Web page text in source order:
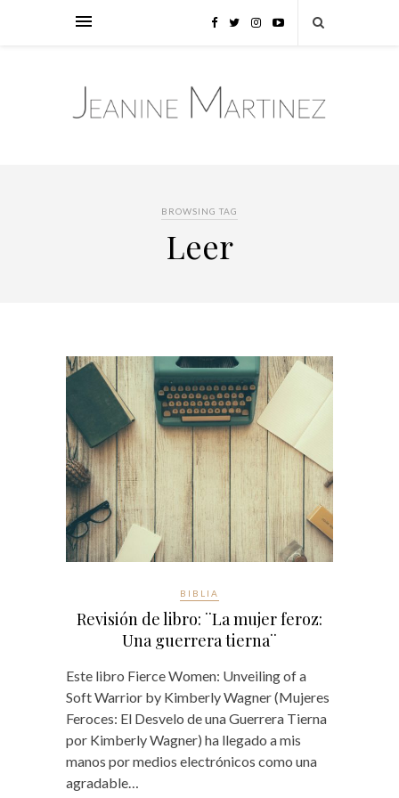
BROWSING TAG
Leer
BIBLIA
Revisión de libro: ¨La mujer feroz:
Una guerrera tierna¨
Este libro Fierce Women: Unveiling of a
Soft Warrior by Kimberly Wagner (Mujeres
Feroces: El Desvelo de una Guerrera Tierna
por Kimberly Wagner) ha llegado a mis
manos por medios electrónicos como una
agradable…